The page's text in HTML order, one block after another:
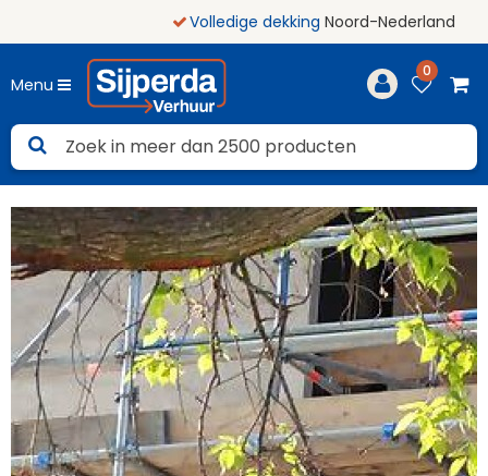
Volledige dekkingNoord-Nederland
Menu
0